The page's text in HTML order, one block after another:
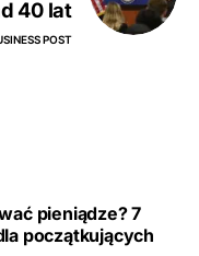
40 lat
POST
pieniądze? 7
początkujących